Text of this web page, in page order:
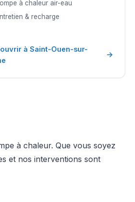
à chaleur air-eau
& recharge
à Saint-Ouen-sur-
→
à chaleur. Que vous soyez
et nos interventions sont